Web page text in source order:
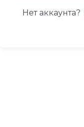
Нет аккаунта?